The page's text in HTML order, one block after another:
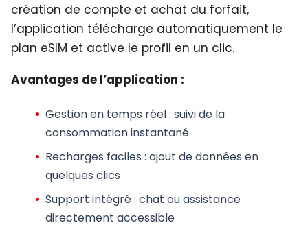
création de compte et achat du forfait,
l’application télécharge automatiquement le
plan eSIM et active le profil en un clic.
Avantages de l’application :
Gestion en temps réel: suivi de la
consommation instantané
Recharges faciles : ajout de données en
quelques clics
Support intégré: chat ou assistance
directement accessible